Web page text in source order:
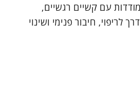
עם קשיים רגשיים,
לריפוי, חיבור פנימי ושינוי